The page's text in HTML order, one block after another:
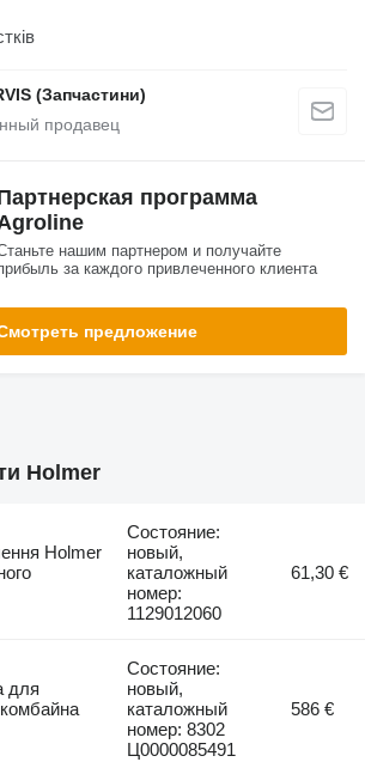
(Запчастини)
программа
нашим партнером и получайте
за каждого привлеченного клиента
предложение
Holmer
Holmer
Состояние:
новый,
каталожный
номер:
1129012060
61,30 €
для
Состояние:
новый,
каталожный
номер: 8302
Ц0000085491
586 €